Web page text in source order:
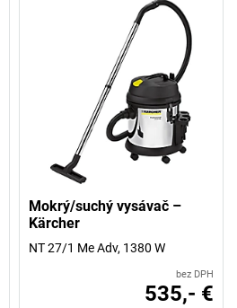
Mokrý/suchý vysávač –
Kärcher
NT 27/1 Me Adv, 1380 W
bez DPH
535,- €